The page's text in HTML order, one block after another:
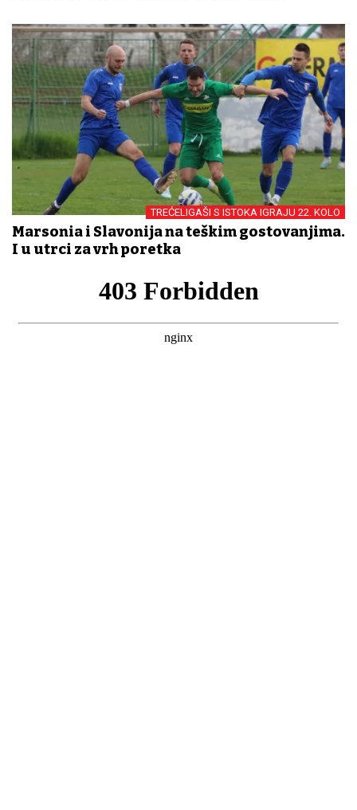
TREĆELIGAŠI S ISTOKA IGRAJU 22. KOLO
Marsonia i Slavonija na teškim gostovanjima.
I u utrci za vrh poretka